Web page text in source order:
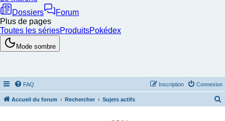
FAQ Connexion
Inscription
Accueil du forum Rechercher Sujets actifs